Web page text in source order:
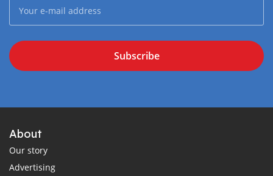
Subscribe
About
Our story
Advertising